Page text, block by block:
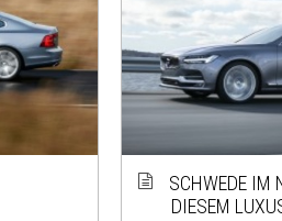
SCHWEDE IM
DIESEM